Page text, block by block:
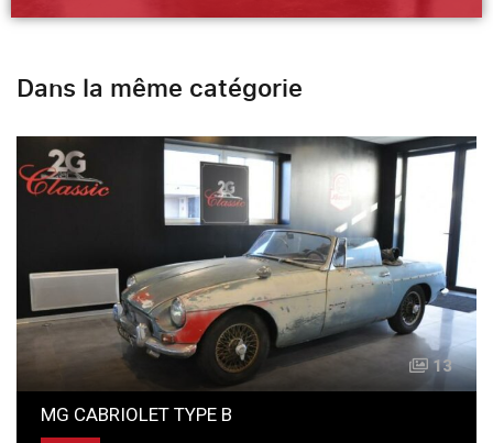
Dans la même catégorie
13
MG CABRIOLET TYPE B